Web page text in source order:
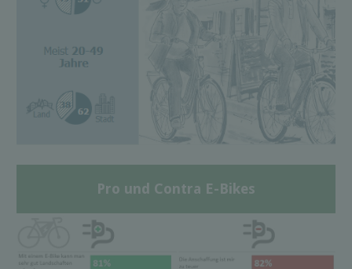
Pro und Contra E-Bikes